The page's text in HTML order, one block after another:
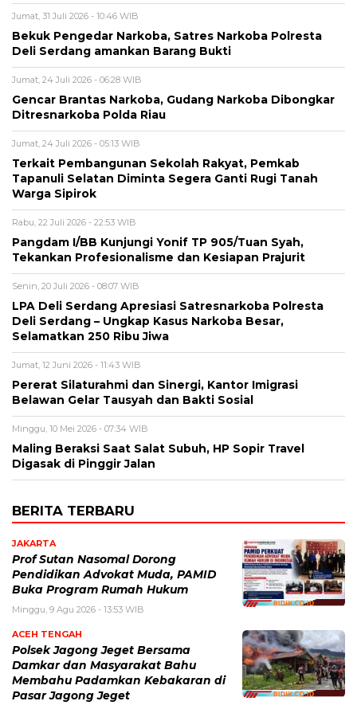
Jumat, 31 Juli 2026 - 10:46 WIB
Bekuk Pengedar Narkoba, Satres Narkoba Polresta
Deli Serdang amankan Barang Bukti
Jumat, 24 Juli 2026 - 06:28 WIB
Gencar Brantas Narkoba, Gudang Narkoba Dibongkar
Ditresnarkoba Polda Riau
Jumat, 24 Juli 2026 - 05:13 WIB
Terkait Pembangunan Sekolah Rakyat, Pemkab
Tapanuli Selatan Diminta Segera Ganti Rugi Tanah
Warga Sipirok
Rabu, 22 Juli 2026 - 22:53 WIB
Pangdam I/BB Kunjungi Yonif TP 905/Tuan Syah,
Tekankan Profesionalisme dan Kesiapan Prajurit
Senin, 20 Juli 2026 - 08:07 WIB
LPA Deli Serdang Apresiasi Satresnarkoba Polresta
Deli Serdang – Ungkap Kasus Narkoba Besar,
Selamatkan 250 Ribu Jiwa
Jumat, 12 Juni 2026 - 11:43 WIB
Pererat Silaturahmi dan Sinergi, Kantor Imigrasi
Belawan Gelar Tausyah dan Bakti Sosial
Minggu, 10 Mei 2026 - 07:34 WIB
Maling Beraksi Saat Salat Subuh, HP Sopir Travel
Digasak di Pinggir Jalan
BERITA TERBARU
JAKARTA
Prof Sutan Nasomal Dorong
Pendidikan Advokat Muda, PAMID
Buka Program Rumah Hukum
Minggu, 9 Agu 2026 - 13:53 WIB
ACEH TENGAH
Polsek Jagong Jeget Bersama
Damkar dan Masyarakat Bahu
Membahu Padamkan Kebakaran di
Pasar Jagong Jeget